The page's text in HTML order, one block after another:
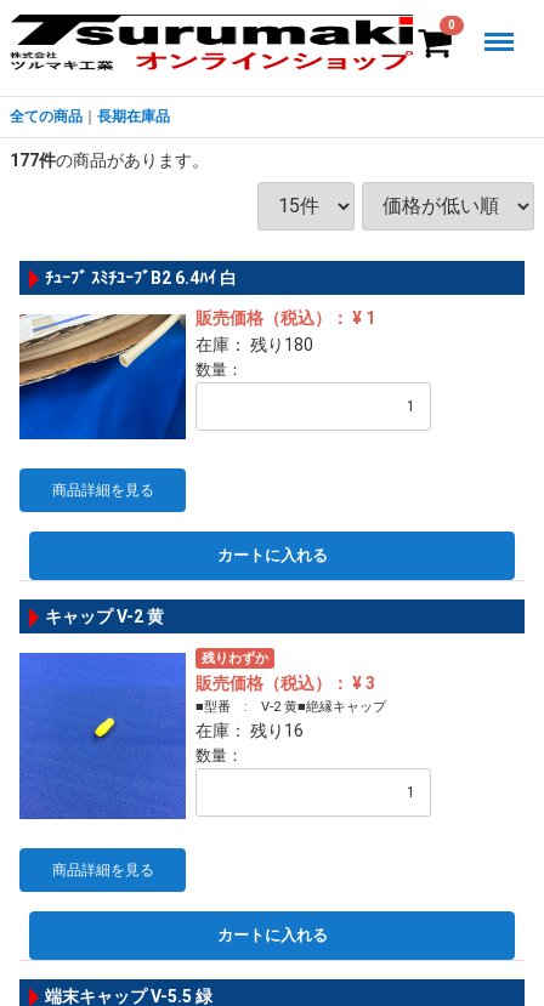
0
全ての商品 長期在庫品
177件の商品があります。
ﾁｭｰﾌﾞ ｽﾐﾁﾕｰﾌﾞB2 6.4ﾊｲ 白
商品詳細を見る
販売価格（税込）： ¥ 1
在庫： 残り180
数量：
カートに入れる
キャップ V-2 黄
商品詳細を見る
残りわずか
販売価格（税込）： ¥ 3
■型番 : V-2 黄■絶縁キャップ
在庫： 残り16
数量：
カートに入れる
端末キャップ V-5.5 緑